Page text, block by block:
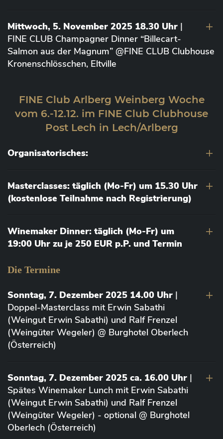
Mittwoch, 5. November 2025 18.30 Uhr |
FINE CLUB Champagner Dinner “Billecart-
Salmon aus der Magnum” @FINE CLUB Clubhouse
Kronenschlösschen, Eltville
FINE Club Arlberg Weinberg Woche
vom 6.-12.12. im FINE Club Clubhouse
Post Lech in Lech/Arlberg
Organisatorisches:
Masterclasses: täglich (Mo-Fr) um 15.30 Uhr
(kostenlose Teilnahme nach Registrierung)
Winemaker Dinner: täglich (Mo-Fr) um
19:00 Uhr zu je 250 EUR p.P. und Termin
Die Termine
Sonntag, 7. Dezember 2025 14.00 Uhr |
Doppel-Masterclass mit Erwin Sabathi
(Weingut Erwin Sabathi) und Ralf Frenzel
(Weingüter Wegeler) @ Burghotel Oberlech
(Österreich)
Sonntag, 7. Dezember 2025 ca. 16.00 Uhr |
Spätes Winemaker Lunch mit Erwin Sabathi
(Weingut Erwin Sabathi) und Ralf Frenzel
(Weingüter Wegeler) - optional @ Burghotel
Oberlech (Österreich)